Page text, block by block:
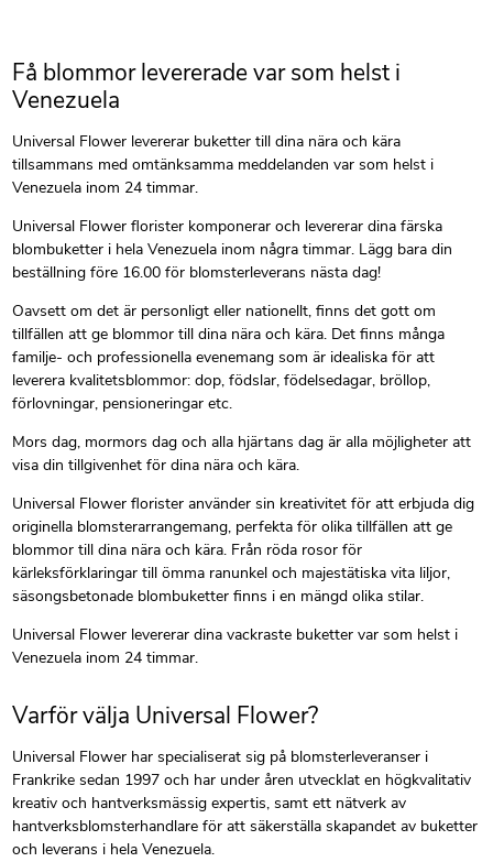
Få blommor levererade var som helst i
Venezuela
Universal Flower levererar buketter till dina nära och kära
tillsammans med omtänksamma meddelanden var som helst i
Venezuela inom 24 timmar.
Universal Flower florister komponerar och levererar dina färska
blombuketter i hela Venezuela inom några timmar. Lägg bara din
beställning före 16.00 för blomsterleverans nästa dag!
Oavsett om det är personligt eller nationellt, finns det gott om
tillfällen att ge blommor till dina nära och kära. Det finns många
familje- och professionella evenemang som är idealiska för att
leverera kvalitetsblommor: dop, födslar, födelsedagar, bröllop,
förlovningar, pensioneringar etc.
Mors dag, mormors dag och alla hjärtans dag är alla möjligheter att
visa din tillgivenhet för dina nära och kära.
Universal Flower florister använder sin kreativitet för att erbjuda dig
originella blomsterarrangemang, perfekta för olika tillfällen att ge
blommor till dina nära och kära. Från röda rosor för
kärleksförklaringar till ömma ranunkel och majestätiska vita liljor,
säsongsbetonade blombuketter finns i en mängd olika stilar.
Universal Flower levererar dina vackraste buketter var som helst i
Venezuela inom 24 timmar.
Varför välja Universal Flower?
Universal Flower har specialiserat sig på blomsterleveranser i
Frankrike sedan 1997 och har under åren utvecklat en högkvalitativ
kreativ och hantverksmässig expertis, samt ett nätverk av
hantverksblomsterhandlare för att säkerställa skapandet av buketter
och leverans i hela Venezuela.